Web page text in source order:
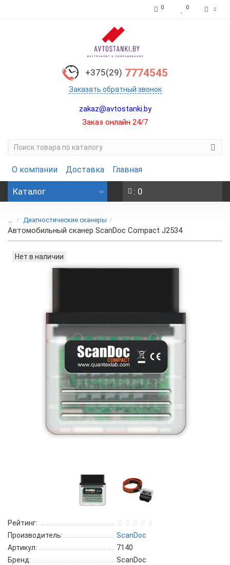
0 0
+375(29) 7774545
Заказать обратный звонок
zakaz@avtostanki.by
Заказ онлайн 24/7
О компании Доставка Главная
Каталог : 0
... Диагностические сканеры
Автомобильный сканер ScanDoc Compact J2534
Нет в наличии
Рейтинг:
Производитель:
ScanDoc
Артикул:
7140
Бренд:
ScanDoc